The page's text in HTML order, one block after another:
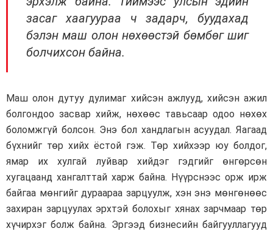
засаг хаагуураа ч задарч, буудахад
бэлэн маш олон нөхөөстэй бөмбөг шиг
болчихсон байна.
Маш олон дутуу дулимаг хийсэн ажлууд, хийсэн ажил
болгондоо засвар хийж, нөхөөс тавьсаар одоо нөхөх
боломжгүй болсон. Энэ бол хандлагын асуудал. Яагаад
бүхнийг төр хийх ёстой гэж. Төр хийхээр юу болдог,
ямар их хулгай луйвар хийдэг гэдгийг өнгөрсөн
хугацаанд хангалттай харж байна. Нүүрснээс орж ирж
байгаа мөнгийг дураараа зарцуулж, хэн энэ мөнгөнөөс
захиран зарцуулах эрхтэй болохыг хянах зарчмаар төр
хүчирхэг болж байна. Эргээд бизнесийн байгууллагууд